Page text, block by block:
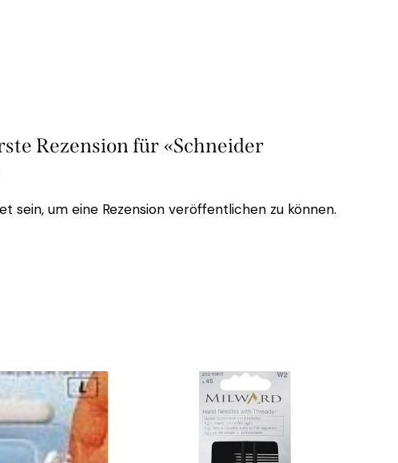
Rezension für «Schneider
sein, um eine Rezension veröffentlichen zu können.